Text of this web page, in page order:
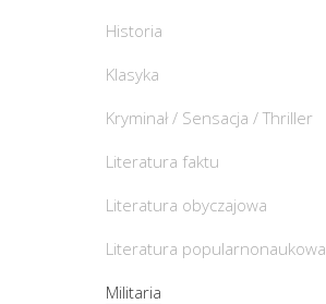
Historia
Klasyka
Kryminał / Sensacja / Thriller
Literatura faktu
Literatura obyczajowa
Literatura popularnonaukowa
Militaria